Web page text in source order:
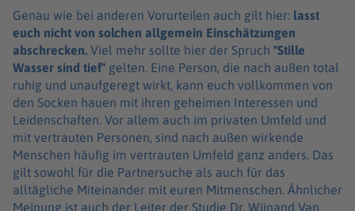
Genau wie bei anderen Vorurteilen auch gilt hier: lasst
euch nicht von solchen allgemein Einschätzungen
abschrecken. Viel mehr sollte hier der Spruch "Stille
Wasser sind tief" gelten. Eine Person, die nach außen total
ruhig und unaufgeregt wirkt, kann euch vollkommen von
den Socken hauen mit ihren geheimen Interessen und
Leidenschaften. Vor allem auch im privaten Umfeld und
mit vertrauten Personen, sind nach außen wirkende
Menschen häufig im vertrauten Umfeld ganz anders. Das
gilt sowohl für die Partnersuche als auch für das
alltägliche Miteinander mit euren Mitmenschen. Ähnlicher
Meinung ist auch der Leiter der Studie Dr. Wijnand Van